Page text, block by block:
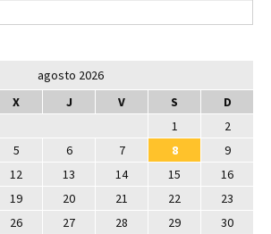
agosto 2026
X J V S
D
1
2
5 6 7 8
9
12 13 14 15
16
19 20 21 22
23
26 27 28 29
30